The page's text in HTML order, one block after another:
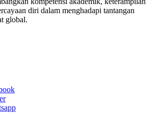
diri dalam menghadapi tantangan
global.